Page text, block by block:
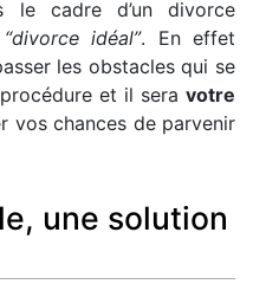
le cadre d’un divorce
“divorce idéal”. En effet
les obstacles qui se
et il sera votre
vos chances de parvenir
une solution